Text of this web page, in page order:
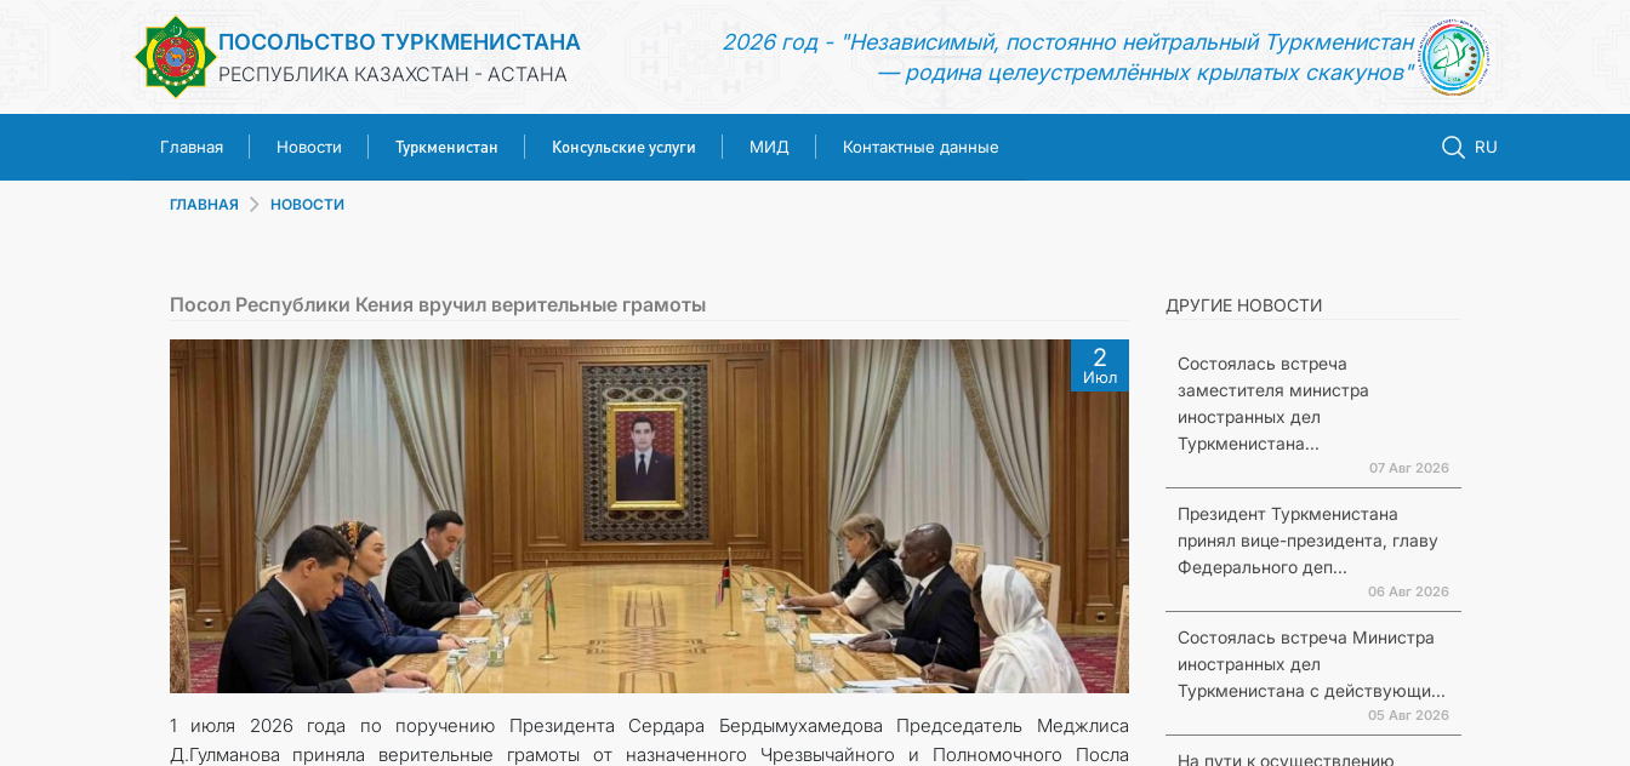
ПОСОЛЬСТВО ТУРКМЕНИСТАНА
РЕСПУБЛИКА КАЗАХСТАН - АСТАНА
2026 год - "Независимый, постоянно нейтральный Туркменистан
— родина целеустремлённых крылатых скакунов"
Главная Новости Туркменистан Консульские услуги МИД Контактные данные RU
ТУРКМЕНИСТАН
КОНСУЛЬСКИЕ УСЛУГИ
КОНТАКТНЫЕ ДАННЫЕ
ГЛАВНАЯ НОВОСТИ
Посол Республики Кения вручил верительные грамоты
2
Июл
1 июля 2026 года по поручению Президента Сердара Бердымухамедова Председатель Меджлиса
Д.Гулманова приняла верительные грамоты от назначенного Чрезвычайного и Полномочного Посла
ДРУГИЕ НОВОСТИ
Состоялась встреча
заместителя министра
иностранных дел
Туркменистана...
07 Авг 2026
Президент Туркменистана
принял вице-президента, главу
Федерального деп...
06 Авг 2026
Состоялась встреча Министра
иностранных дел
Туркменистана с действующи...
05 Авг 2026
На пути к осуществлению